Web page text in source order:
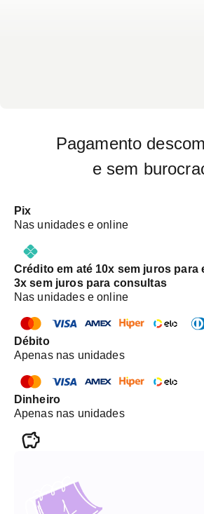
Pagamento
e sem
Pix
Nas unidades e online
Crédito em até 10x sem juros para
3x sem juros para consultas
Nas unidades e online
Débito
Apenas nas unidades
Dinheiro
Apenas nas unidades